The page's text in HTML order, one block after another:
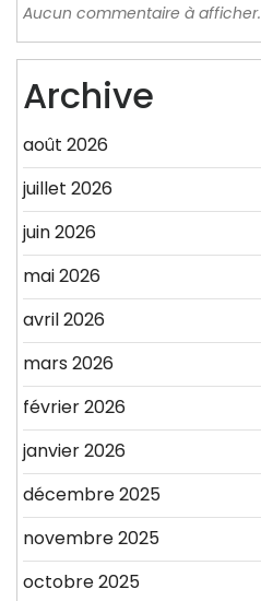
Aucun commentaire à afficher.
Archive
août 2026
juillet 2026
juin 2026
mai 2026
avril 2026
mars 2026
février 2026
janvier 2026
décembre 2025
novembre 2025
octobre 2025